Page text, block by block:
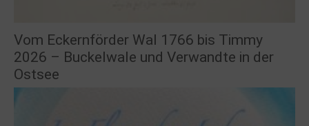
Vom Eckernförder Wal 1766 bis Timmy
2026 – Buckelwale und Verwandte in der
Ostsee